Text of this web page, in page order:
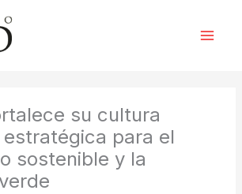
su cultura
para el
sostenible y la